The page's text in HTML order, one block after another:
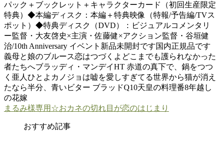
パック＋ブックレット＋キャラクターカード（初回生産限定
特典）◆本編ディスク：本編＋特典映像（特報/予告編/TVス
ポット）◆特典ディスク（DVD）：ビジュアルコメンタリ
ー監督・大友啓史×主演・佐藤健×アクション監督・谷垣健
治/10th Anniversary イベント新品未開封です国内正規品です
義母と娘のブルース恋はつづくよどこまでも護られなかった
者たちへブラッディ・マンデイHT 赤道の真下で、鍋をつつ
く亜人ひとよカノジョは嘘を愛しすぎてる世界から猫が消え
たなら半分、青いビター ブラッドQ10天皇の料理番8年越し
の花嫁
まるみ様専用☆おカネの切れ目が恋のはじまり
おすすめ記事